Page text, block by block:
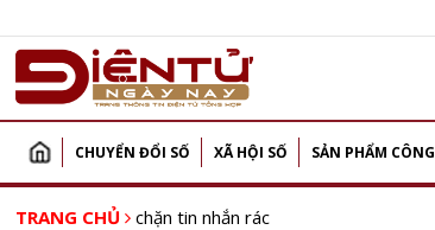
CHUYỂN ĐỔI SỐ XÃ HỘI SỐ SẢN PHẨM
TRANG CHỦ chặn tin nhắn rác